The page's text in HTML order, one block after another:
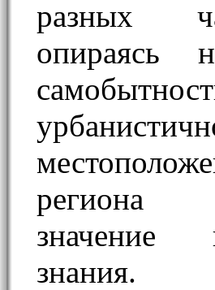
разных
опираясь
региона
значение